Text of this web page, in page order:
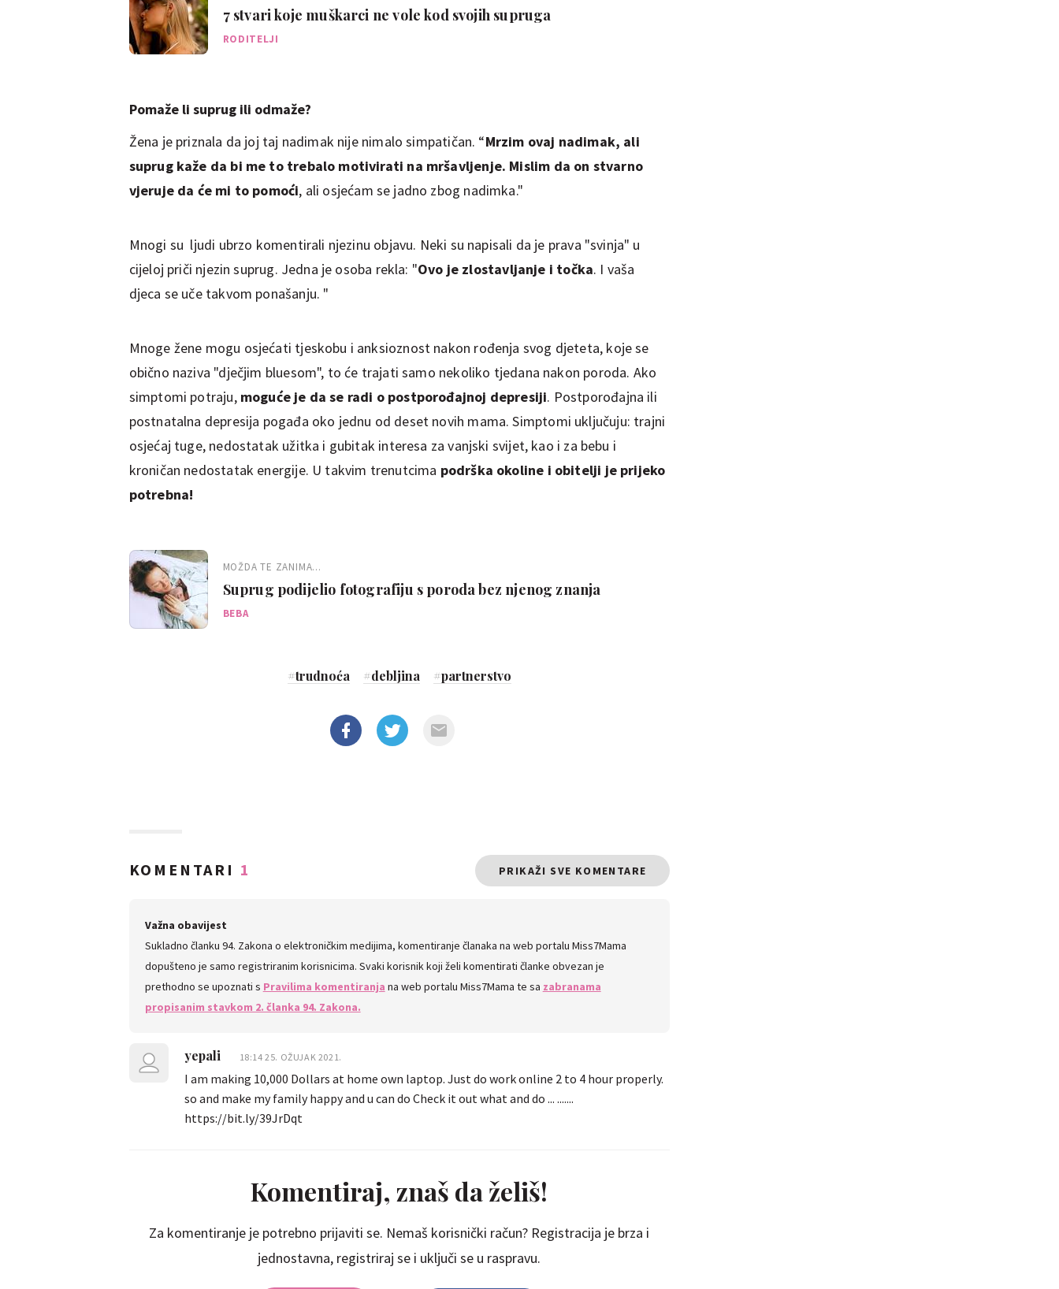
7 stvari koje muškarci ne vole kod svojih supruga
RODITELJI
Pomaže li suprug ili odmaže?
Žena je priznala da joj taj nadimak nije nimalo simpatičan. “Mrzim ovaj nadimak, ali
suprug kaže da bi me to trebalo motivirati na mršavljenje. Mislim da on stvarno
vjeruje da će mi to pomoći, ali osjećam se jadno zbog nadimka."
Mnogi su ljudi ubrzo komentirali njezinu objavu. Neki su napisali da je prava "svinja" u
cijeloj priči njezin suprug. Jedna je osoba rekla: "Ovo je zlostavljanje i točka. I vaša
djeca se uče takvom ponašanju. "
Mnoge žene mogu osjećati tjeskobu i anksioznost nakon rođenja svog djeteta, koje se
obično naziva "dječjim bluesom", to će trajati samo nekoliko tjedana nakon poroda. Ako
simptomi potraju, moguće je da se radi o postporođajnoj depresiji. Postporođajna ili
postnatalna depresija pogađa oko jednu od deset novih mama. Simptomi uključuju: trajni
osjećaj tuge, nedostatak užitka i gubitak interesa za vanjski svijet, kao i za bebu i
kroničan nedostatak energije. U takvim trenutcima podrška okoline i obitelji je prijeko
potrebna!
MOŽDA TE ZANIMA...
Suprug podijelio fotografiju s poroda bez njenog znanja
BEBA
#trudnoća #debljina #partnerstvo
KOMENTARI 1 PRIKAŽI SVE KOMENTARE
Važna obavijest
Sukladno članku 94. Zakona o elektroničkim medijima, komentiranje članaka na web portalu Miss7Mama
dopušteno je samo registriranim korisnicima. Svaki korisnik koji želi komentirati članke obvezan je
prethodno se upoznati s Pravilima komentiranja na web portalu Miss7Mama te sa zabranama
propisanim stavkom 2. članka 94. Zakona.
yepali 18:14 25. OŽUJAK 2021.
I am making 10,000 Dollars at home own laptop. Just do work online 2 to 4 hour properly.
so and make my family happy and u can do Check it out what and do ... .......
https://bit.ly/39JrDqt
Komentiraj, znaš da želiš!
Za komentiranje je potrebno prijaviti se. Nemaš korisnički račun? Registracija je brza i
jednostavna, registriraj se i uključi se u raspravu.